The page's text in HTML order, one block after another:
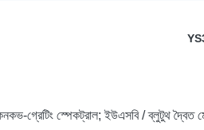
গ্রেটিং স্পেকট্রাল; ইউএসবি / ব্লুটুথ দ্বৈত